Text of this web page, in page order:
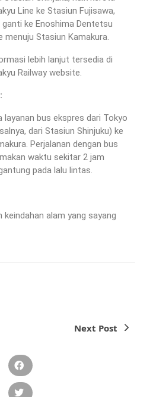
Line ke Stasiun Fujisawa,
ganti ke Enoshima Dentetsu
menuju Stasiun Kamakura.
lebih lanjut tersedia di
Railway website.
layanan bus ekspres dari Tokyo
dari Stasiun Shinjuku) ke
Perjalanan dengan bus
waktu sekitar 2 jam
pada lalu lintas.
keindahan alam yang sayang
Next Post